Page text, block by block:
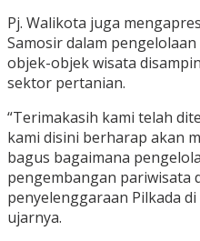
Pj. Walikota juga
Samosir dalam
objek-objek wisata
sektor pertanian.
“Terimakasih kami telah
kami disini berharap akan
bagus bagaimana
pengembangan pariwisata
penyelenggaraan Pilkada
ujarnya.